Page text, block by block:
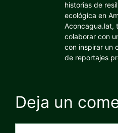
historias de
ecológica en
Aconcagua.lat,
colaborar con
con inspirar un
de reportajes
Deja un